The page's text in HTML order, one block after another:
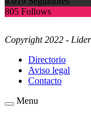
805 Follows
Copyright 2022 -
Directorio
Aviso legal
Contacto
Menu